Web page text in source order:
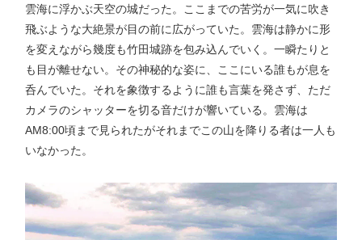
雲海に浮かぶ天空の城だった。ここまでの苦労が一気に吹き
飛ぶような大絶景が目の前に広がっていた。雲海は静かに形
を変えながら幾度も竹田城跡を包み込んでいく。一瞬たりと
も目が離せない。その神秘的な姿に、ここにいる誰もが息を
呑んでいた。それを象徴するように誰も言葉を発さず、ただ
カメラのシャッターを切る音だけが響いている。雲海は
AM8:00頃まで見られたがそれまでこの山を降りる者は一人も
いなかった。